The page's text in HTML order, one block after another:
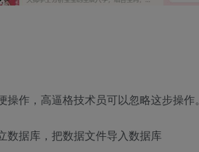
作，高逼格技术员可以忽略这步操作。
数据库，把数据文件导入数据库